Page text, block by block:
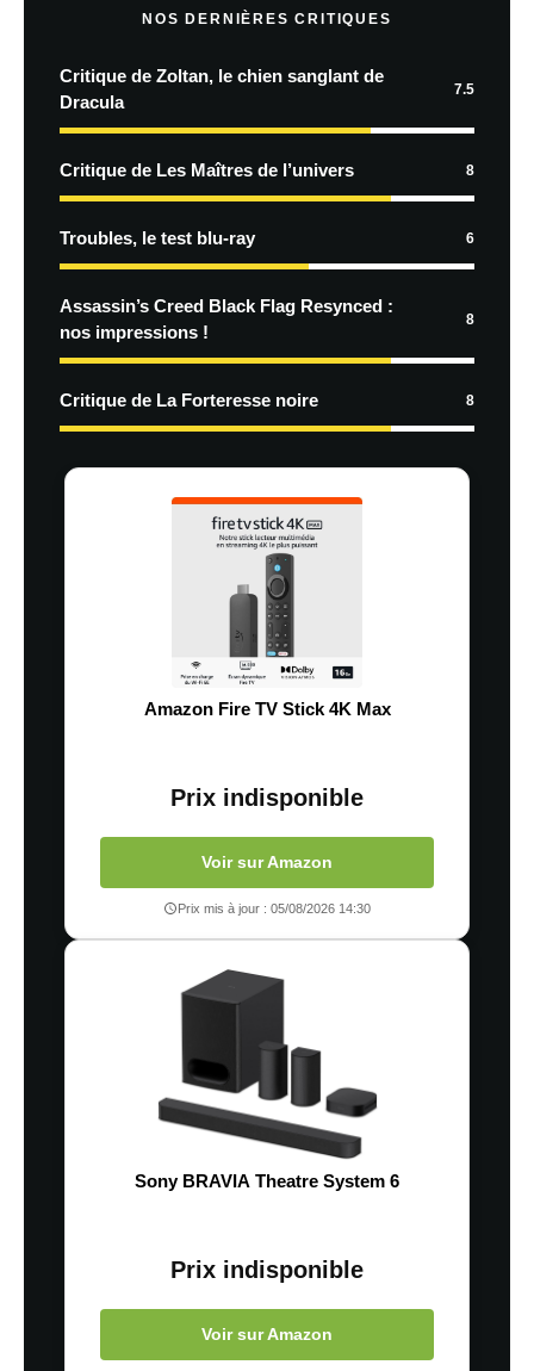
NOS DERNIÈRES CRITIQUES
Critique de Zoltan, le chien sanglant de
Dracula
7.5
Critique de Les Maîtres de l’univers 8
Troubles, le test blu-ray 6
Assassin’s Creed Black Flag Resynced :
nos impressions !
8
Critique de La Forteresse noire 8
Amazon Fire TV Stick 4K Max
Prix indisponible
Voir sur Amazon
Prix mis à jour : 05/08/2026 14:30
Sony BRAVIA Theatre System 6
Prix indisponible
Voir sur Amazon